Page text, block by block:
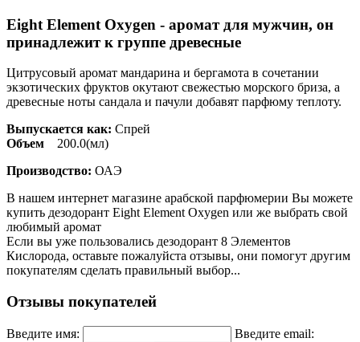
Eight Element Oxygen - аромат для мужчин, он
принадлежит к группе древесные
Цитрусовый аромат мандарина и бергамота в сочетании
экзотических фруктов окутают свежестью морского бриза, а
древесные ноты сандала и пачули добавят парфюму теплоту.
Выпускается как: Спрей
Объем 200.0(мл)
Производство: ОАЭ
В нашем интернет магазине арабской парфюмерии Вы можете
купить дезодорант Eight Element Oxygen или же выбрать свой
любимый аромат
Если вы уже пользовались дезодорант 8 Элементов
Кислорода, оставьте пожалуйста отзывы, они помогут другим
покупателям сделать правильный выбор...
Отзывы покупателей
Введите имя:
Введите email: